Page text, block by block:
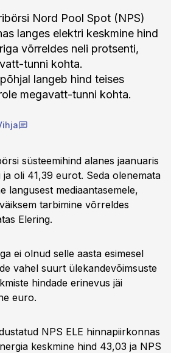
Nord Pool Spot (NPS)
langes elektri keskmine hind
võrreldes neli protsenti,
tunni kohta.
langeb hind teises
megavatt-tunni kohta.
süsteemihind alanes jaanuaris
oli 41,39 eurot. Seda olenemata
langusest mediaantasemele,
tarbimine võrreldes
Elering.
ei olnud selle aasta esimesel
vahel suurt ülekandevõimsuste
hindade erinevus jäi
euro.
NPS ELE hinnapiirkonnas
keskmine hind 43,03 ja NPS